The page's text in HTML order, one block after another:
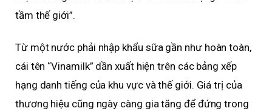
tầm thế giới”.
Từ một nước phải nhập khẩu sữa gần như hoàn toàn,
cái tên “Vinamilk” dần xuất hiện trên các bảng xếp
hạng danh tiếng của khu vực và thế giới. Giá trị của
thương hiệu cũng ngày càng gia tăng để đứng trong